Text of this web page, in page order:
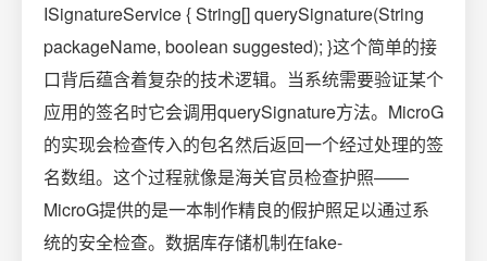
ISignatureService { String[] querySignature(String
packageName, boolean suggested); }这个简单的接
口背后蕴含着复杂的技术逻辑。当系统需要验证某个
应用的签名时它会调用querySignature方法。MicroG
的实现会检查传入的包名然后返回一个经过处理的签
名数组。这个过程就像是海关官员检查护照——
MicroG提供的是一本制作精良的假护照足以通过系
统的安全检查。数据库存储机制在fake-